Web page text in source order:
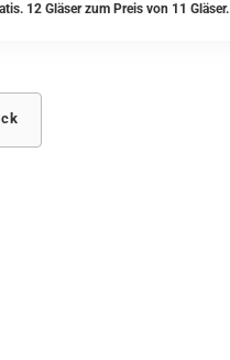
12 Gläser zum Preis von 11 Gläser.